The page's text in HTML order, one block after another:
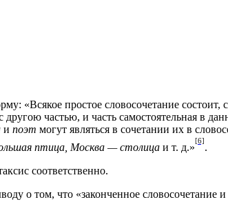
простое словосочетание состоит,
частью, и часть самостоятельная в
и поэт могут являться в сочетании их в
птица, Москва — столица и т. д.»
[6]
.
соответственно.
о том, что «законченное